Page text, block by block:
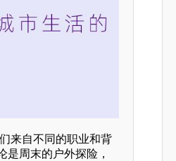
来自不同的职业和背
周末的户外探险，